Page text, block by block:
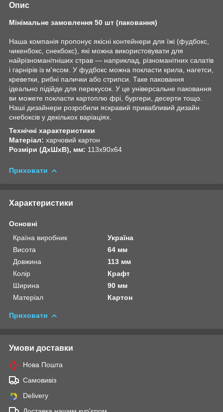
Опис
Мінімальне замовлення 50 шт (паковання)
Наша компанія пропонує якісні контейнери для їжі (фудбокс,
чикенбокс, снекбокс), які можна використовувати для
найрізноманітніших страв — наприклад, різноманітних салатів
і гарнірів із м'ясом. У фудбокс можна покласти крила, нагетси,
креветки, рибні палички або стрипси. Таке паковання
ідеально підійде для перекусок. У це універсальне паковання
ви можете покласти картоплю фрі, бургери, десерти тощо.
Наші дизайнери розробили яскравий привабливий дизайн
снебоксів у декількох варіаціях.
Технічні характеристики
Матеріал: харчовий картон
Розміри (ДхШхВ), мм: 113х90х64
Приховати
Характеристики
Основні
Країна виробник
Україна
Висота
64 мм
Довжина
113 мм
Колір
Крафт
Ширина
90 мм
Матеріал
Картон
Приховати
Умови доставки
Нова Пошта
Самовивіз
Delivery